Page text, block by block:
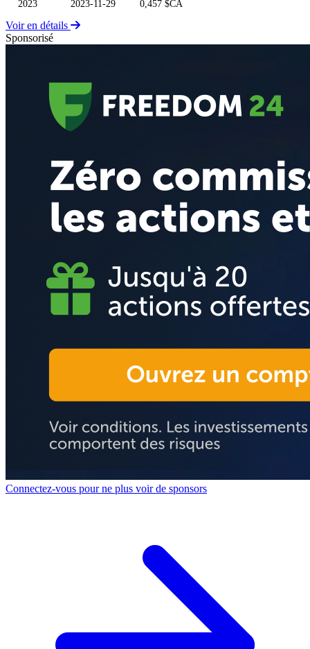
2023 2023-11-29 0,457 $CA
Voir en détails
Sponsorisé
Connectez-vous pour ne plus voir de sponsors